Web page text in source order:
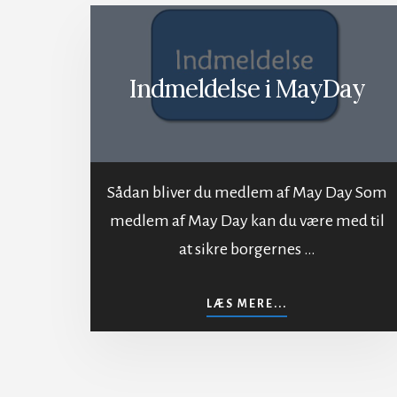
Indmeldelse i MayDay
Sådan bliver du medlem af May Day Som
medlem af May Day kan du være med til
at sikre borgernes …
LÆS MERE...
INDMELDELSE
I